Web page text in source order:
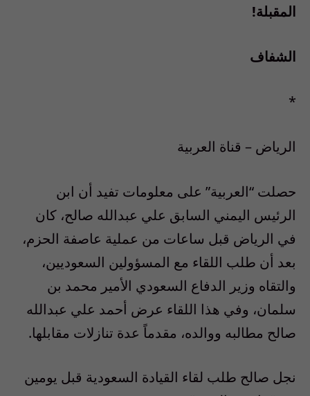
المقبلة!
الشفاف
*
الرياض – قناة العربية
حصلت “العربية” على معلومات تفيد أن ابن
الرئيس اليمني السابق علي عبدالله صالح، كان
في الرياض قبل ساعات من عملية عاصفة الحزم،
بعد أن طلب اللقاء مع المسؤولين السعوديين،
والتقاه وزير الدفاع السعودي الأمير محمد بن
سلمان، وفي هذا اللقاء عرض أحمد علي عبدالله
صالح مطالبه ووالده، مقدماً عدة تنازلات مقابلها.
نجل صالح طلب لقاء القيادة السعودية قبل يومين